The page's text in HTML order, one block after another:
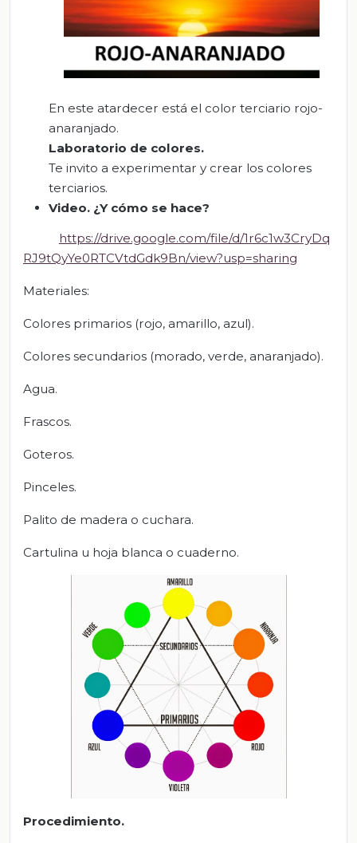
En este atardecer está el color terciario rojo-
anaranjado.
Laboratorio de colores.
Te invito a experimentar y crear los colores
terciarios.
Video. ¿Y cómo se hace?
https://drive.google.com/file/d/1r6c1w3CryDq
RJ9tQyYe0RTCVtdGdk9Bn/view?usp=sharing
Materiales:
Colores primarios (rojo, amarillo, azul).
Colores secundarios (morado, verde, anaranjado).
Agua.
Frascos.
Goteros.
Pinceles.
Palito de madera o cuchara.
Cartulina u hoja blanca o cuaderno.
Procedimiento.